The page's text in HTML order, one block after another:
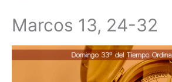
Marcos 13, 24-32